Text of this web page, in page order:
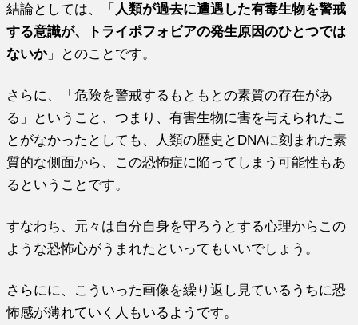
結論としては、「 人類が過去に遭遇した有毒生物を警戒
する意識が、トライポフォビアの発生原因のひとつでは
ないか」とのことです。
さらに、「危険を警戒するもともとの素質の存在があ
る」ということ、つまり、有害生物に害を与えられたこ
とがなかったとしても、人類の歴史と DNAに刻まれた素
質的な側面から、この恐怖症に陥ってしまう可能性もあ
るということです。
すなわち、元々は自分自身を守ろうとする心理からこの
ような恐怖心がうまれたといってもいいでしょう。
さらにに、こういった画像を繰り返し見ているうちに恐
怖感が薄れていく人もいるようです。